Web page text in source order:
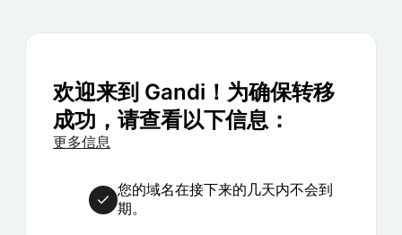
欢迎来到 Gandi！为确保转移
成功，请查看以下信息：
更多信息
您的域名在接下来的几天内不会到
期。